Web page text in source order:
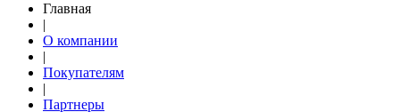
Главная
|
О компании
|
Покупателям
|
Партнеры